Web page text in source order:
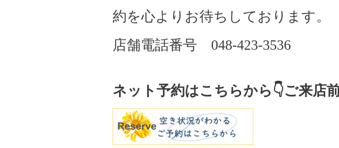
約を心よりお待ちしております。
店舗電話番号 048-423-3536
ネット予約はこちらから👇ご来店